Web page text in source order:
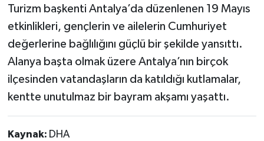
Turizm başkenti Antalya’da düzenlenen 19 Mayıs
etkinlikleri, gençlerin ve ailelerin Cumhuriyet
değerlerine bağlılığını güçlü bir şekilde yansıttı.
Alanya başta olmak üzere Antalya’nın birçok
ilçesinden vatandaşların da katıldığı kutlamalar,
kentte unutulmaz bir bayram akşamı yaşattı.
Kaynak: DHA